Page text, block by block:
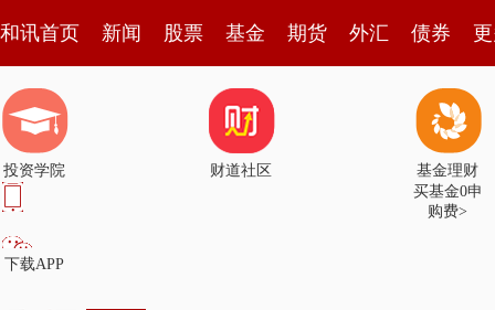
和讯首页 新闻 股票 基金 期货 外汇 债券
投资学院 财道社区
基金理财
买基金0申
购费>
下载APP